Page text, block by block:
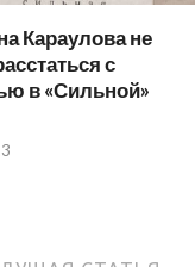
Караулова не
с
в «Сильной»